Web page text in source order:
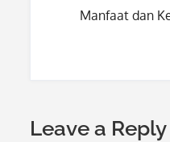
Manfaat dan
Leave a Reply